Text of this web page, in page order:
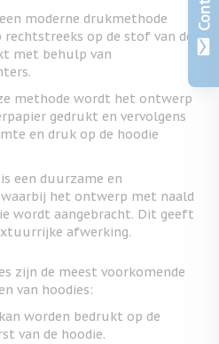
moderne drukmethode
op de stof van de
met behulp van
methode wordt het ontwerp
gedrukt en vervolgens
en druk op de hoodie
een duurzame en
het ontwerp met naald
wordt aangebracht. Dit geeft
afwerking.
zijn de meest voorkomende
van hoodies:
worden bedrukt op de
van de hoodie.